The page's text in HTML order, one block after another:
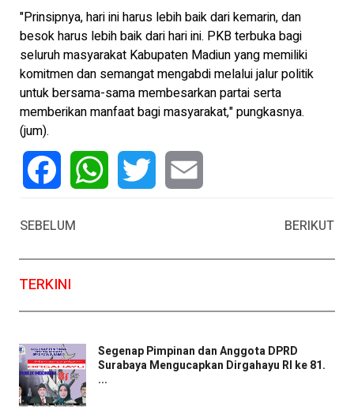
"Prinsipnya, hari ini harus lebih baik dari kemarin, dan
besok harus lebih baik dari hari ini. PKB terbuka bagi
seluruh masyarakat Kabupaten Madiun yang memiliki
komitmen dan semangat mengabdi melalui jalur politik
untuk bersama-sama membesarkan partai serta
memberikan manfaat bagi masyarakat," pungkasnya.
(jum).
SEBELUM
BERIKUT
TERKINI
Segenap Pimpinan dan Anggota DPRD
Surabaya Mengucapkan Dirgahayu RI ke 81.
...